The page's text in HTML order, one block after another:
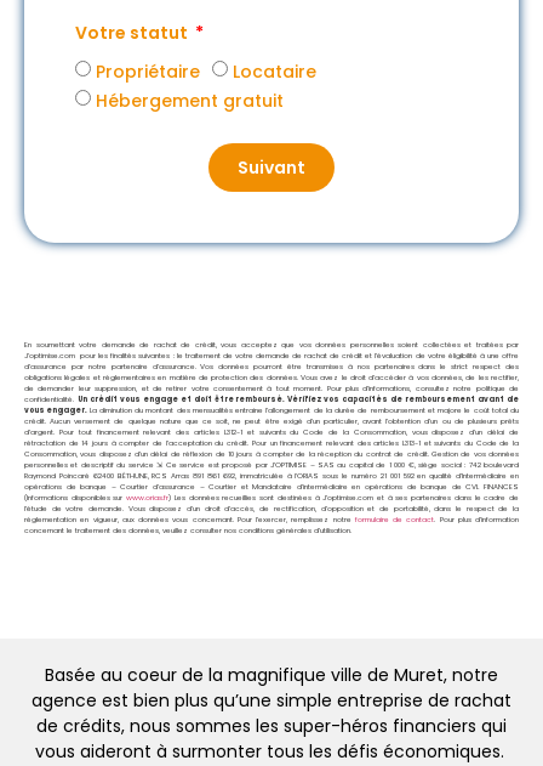
Votre statut
Propriétaire
Locataire
Hébergement gratuit
Suivant
En soumettant votre demande de rachat de crédit, vous acceptez que vos données personnelles soient collectées et traitées par
J’optimise.com pour les finalités suivantes : le traitement de votre demande de rachat de crédit et l’évaluation de votre éligibilité à une offre
d’assurance par notre partenaire d’assurance. Vos données pourront être transmises à nos partenaires dans le strict respect des
obligations légales et réglementaires en matière de protection des données. Vous avez le droit d’accéder à vos données, de les rectifier,
de demander leur suppression, et de retirer votre consentement à tout moment. Pour plus d’informations, consultez notre politique de
confidentialité. Un crédit vous engage et doit être remboursé. Vérifiez vos capacités de remboursement avant de
vous engager. La diminution du montant des mensualités entraine l’allongement de la durée de remboursement et majore le coût total du
crédit. Aucun versement de quelque nature que ce soit, ne peut être exigé d’un particulier, avant l’obtention d’un ou de plusieurs prêts
d’argent. Pour tout financement relevant des articles L312-1 et suivants du Code de la Consommation, vous disposez d’un délai de
rétractation de 14 jours à compter de l’acceptation du crédit. Pour un financement relevant des articles L313-1 et suivants du Code de la
Consommation, vous disposez d’un délai de réflexion de 10 jours à compter de la réception du contrat de crédit. Gestion de vos données
personnelles et descriptif du service ⇲ Ce service est proposé par J’OPTIMISE – SAS au capital de 1 000 €, siège social : 742 boulevard
Raymond Poincaré 62400 BÉTHUNE, RCS Arras 891 861 692, immatriculée à l’ORIAS sous le numéro 21 001 592 en qualité d’Intermédiaire en
opérations de banque – Courtier d’assurance – Courtier et Mandataire d’intermédiaire en opérations de banque de CVL FINANCES
(Informations disponibles sur www.orias.fr) Les données recueillies sont destinées à J’optimise.com et à ses partenaires dans le cadre de
l’étude de votre demande. Vous disposez d’un droit d’accès, de rectification, d’opposition et de portabilité, dans le respect de la
réglementation en vigueur, aux données vous concernant. Pour l’exercer, remplissez notre formulaire de contact. Pour plus d’information
concernant le traitement des données, veuillez consulter nos conditions générales d’utilisation.
Basée au coeur de la magnifique ville de Muret, notre
agence est bien plus qu’une simple entreprise de rachat
de crédits, nous sommes les super-héros financiers qui
vous aideront à surmonter tous les défis économiques.